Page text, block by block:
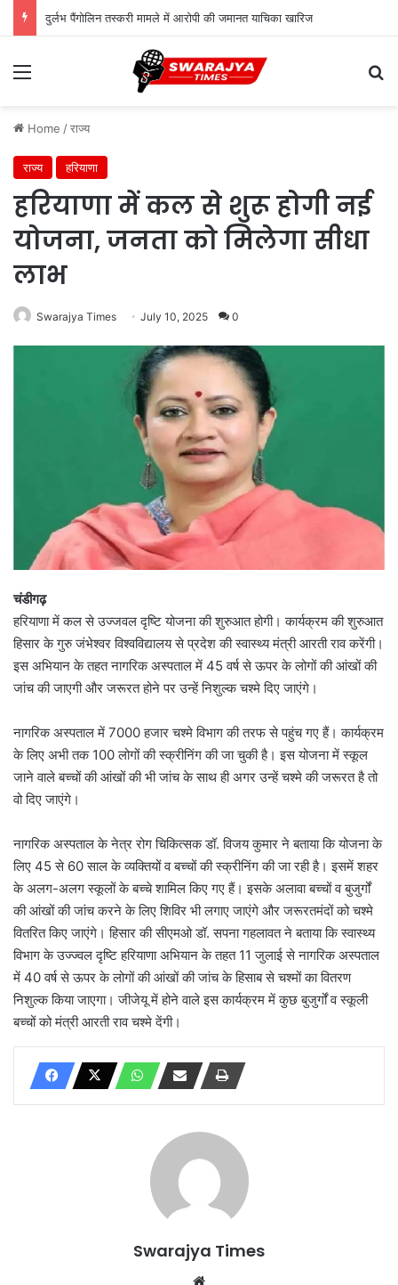
दुर्लभ पैंगोलिन तस्करी मामले में आरोपी की जमानत याचिका खारिज
Menu
Home /राज्य
राज्य हरियाणा
हरियाणा में कल से शुरू होगी नई
योजना, जनता को मिलेगा सीधा
लाभ
Swarajya Times July 10, 2025 0
चंडीगढ़
हरियाणा में कल से उज्जवल दृष्टि योजना की शुरुआत होगी। कार्यक्रम की शुरुआत
हिसार के गुरु जंभेश्वर विश्वविद्यालय से प्रदेश की स्वास्थ्य मंत्री आरती राव करेंगी।
इस अभियान के तहत नागरिक अस्पताल में 45 वर्ष से ऊपर के लोगों की आंखों की
जांच की जाएगी और जरूरत होने पर उन्हें निशुल्क चश्मे दिए जाएंगे।
नागरिक अस्पताल में 7000 हजार चश्मे विभाग की तरफ से पहुंच गए हैं। कार्यक्रम
के लिए अभी तक 100 लोगों की स्क्रीनिंग की जा चुकी है। इस योजना में स्कूल
जाने वाले बच्चों की आंखों की भी जांच के साथ ही अगर उन्हें चश्मे की जरूरत है तो
वो दिए जाएंगे।
नागरिक अस्पताल के नेत्र रोग चिकित्सक डॉ. विजय कुमार ने बताया कि योजना के
लिए 45 से 60 साल के व्यक्तियों व बच्चों की स्क्रीनिंग की जा रही है। इसमें शहर
के अलग-अलग स्कूलों के बच्चे शामिल किए गए हैं। इसके अलावा बच्चों व बुजुर्गों
की आंखों की जांच करने के लिए शिविर भी लगाए जाएंगे और जरूरतमंदों को चश्मे
वितरित किए जाएंगे। हिसार की सीएमओ डॉ. सपना गहलावत ने बताया कि स्वास्थ्य
विभाग के उज्ज्वल दृष्टि हरियाणा अभियान के तहत 11 जुलाई से नागरिक अस्पताल
में 40 वर्ष से ऊपर के लोगों की आंखों की जांच के हिसाब से चश्मों का वितरण
निशुल्क किया जाएगा। जीजेयू में होने वाले इस कार्यक्रम में कुछ बुजुर्गों व स्कूली
बच्चों को मंत्री आरती राव चश्मे देंगी।
Swarajya Times